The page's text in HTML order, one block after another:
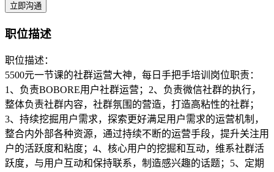
立即沟通
职位描述
职位描述：
5500元一节课的社群运营大神，每日手把手培训岗位职责：
1、负责BOBORE用户社群运营；2、负责微信社群的执行，
整体负责社群内容，社群氛围的营造，打造高粘性的社群；
3、持续挖掘用户需求，探索更好满足用户需求的运营机制，
整合内外部各种资源，通过持续不断的运营手段，提升关注用
户的活跃度和粘度；4、核心用户的挖掘和互动，维系社群活
跃度，与用户互动和保持联系，制造感兴趣的话题；5、定期